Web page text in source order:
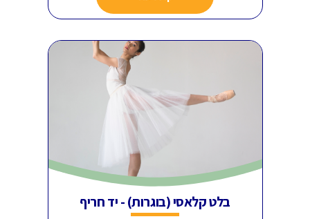
בלט קלאסי (בוגרות) - יד חריף